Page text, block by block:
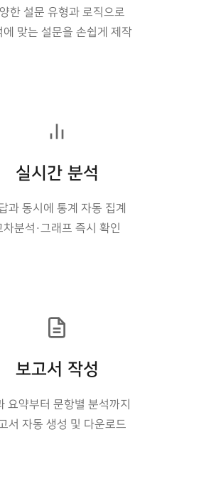
한 설문 유형과 로직으로
에 맞는 설문을 손쉽게 제작
실시간 분석
과 동시에 통계 자동 집계
차분석·그래프 즉시 확인
보고서 작성
요약부터 문항별 분석까지
서 자동 생성 및 다운로드